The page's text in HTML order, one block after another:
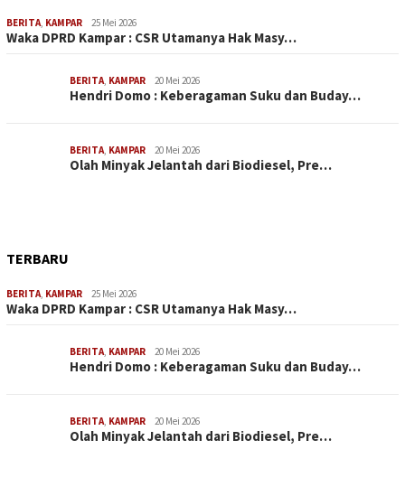
BERITA, KAMPAR 25 Mei 2026
Waka DPRD Kampar : CSR Utamanya Hak Masy…
BERITA, KAMPAR 20 Mei 2026
Hendri Domo : Keberagaman Suku dan Buday…
BERITA, KAMPAR 20 Mei 2026
Olah Minyak Jelantah dari Biodiesel, Pre…
TERBARU
BERITA, KAMPAR 25 Mei 2026
Waka DPRD Kampar : CSR Utamanya Hak Masy…
BERITA, KAMPAR 20 Mei 2026
Hendri Domo : Keberagaman Suku dan Buday…
BERITA, KAMPAR 20 Mei 2026
Olah Minyak Jelantah dari Biodiesel, Pre…